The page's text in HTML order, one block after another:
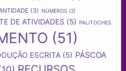
(3) NÚMEROS (2)
DE ATIVIDADES (5) PALITOCHES
(51)
ESCRITA (5) PÁSCOA